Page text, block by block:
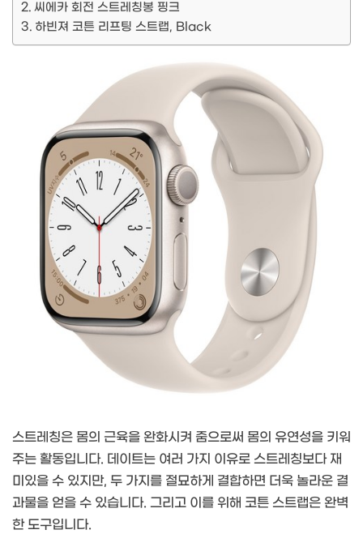
씨에카 회전 스트레칭봉 핑크
하빈져 코튼 리프팅 스트랩, Black
스트레칭은 몸의 근육을 완화시켜 줌으로써 몸의 유연성을 키워
주는 활동입니다. 데이트는 여러 가지 이유로 스트레칭보다 재
미있을 수 있지만, 두 가지를 절묘하게 결합하면 더욱 놀라운 결
과물을 얻을 수 있습니다. 그리고 이를 위해 코튼 스트랩은 완벽
한 도구입니다.